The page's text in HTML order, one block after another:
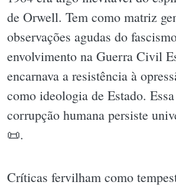
de Orwell. Tem como matriz
observações agudas do
envolvimento na Guerra Civil
encarnava a resistência à
como ideologia de Estado.
corrupção humana persiste
📜.
Críticas fervilham como